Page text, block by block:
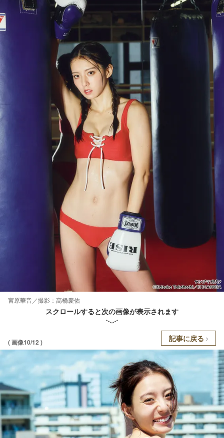
宮原華音／撮影：高橋慶佑
スクロールすると次の画像が表示されます
( 画像10/12 ) 記事に戻る